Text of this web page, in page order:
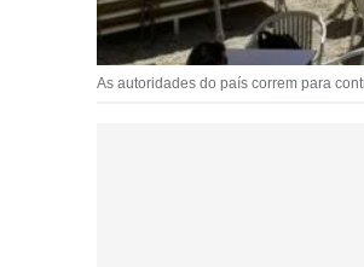
As autoridades do país correm para